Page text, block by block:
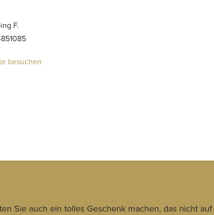
F.
besuchen
Sie auch ein tolles Geschenk machen, das nicht